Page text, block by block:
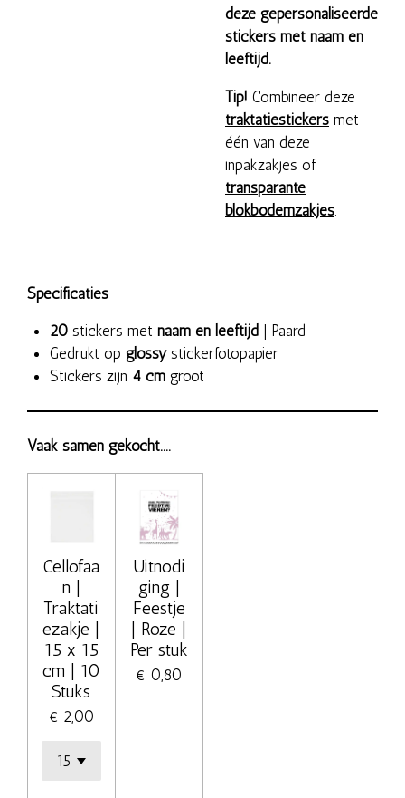
deze gepersonaliseerde
stickers met naam en
leeftijd.
Tip! Combineer deze
traktatiestickers met
één van deze
inpakzakjes of
transparante
blokbodemzakjes.
Specificaties
20 stickers met naam en leeftijd | Paard
Gedrukt op glossystickerfotopapier
Stickers zijn 4 cm groot
Vaak samen gekocht....
Cellofaa
n |
Traktati
ezakje |
15 x 15
cm | 10
Stuks
€ 2,00
Uitnodi
ging |
Feestje
| Roze |
Per stuk
€ 0,80